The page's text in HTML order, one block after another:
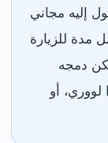
إليه مجاني
مدة للزيارة
دمجه
لووري، أو